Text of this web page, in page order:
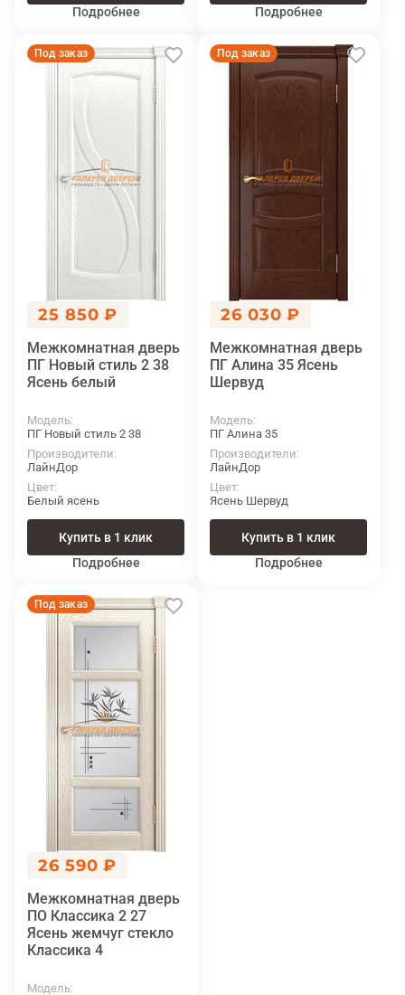
Подробнее
Подробнее
Под заказ
25 850 ₽
Межкомнатная дверь
ПГ Новый стиль 2 38
Ясень белый
Модель
ПГ Новый стиль 2 38
Производители
ЛайнДор
Цвет
Белый ясень
Купить в 1 клик
Подробнее
Под заказ
26 030 ₽
Межкомнатная дверь
ПГ Алина 35 Ясень
Шервуд
Модель
ПГ Алина 35
Производители
ЛайнДор
Цвет
Ясень Шервуд
Купить в 1 клик
Подробнее
Под заказ
26 590 ₽
Межкомнатная дверь
ПО Классика 2 27
Ясень жемчуг стекло
Классика 4
Модель